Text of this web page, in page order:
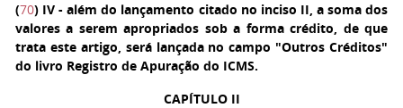
(70) IV - além do lançamento citado no inciso II, a soma dos
valores a serem apropriados sob a forma crédito, de que
trata este artigo, será lançada no campo "Outros Créditos"
do livro Registro de Apuração do ICMS.
CAPÍTULO II